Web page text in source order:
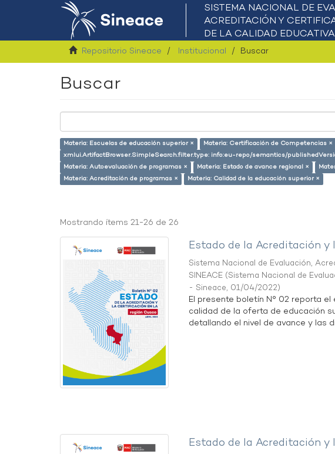
Repositorio Sineace Institucional Buscar
Buscar
Materia: Escuelas de educación superior × Materia: Certificación de Competencias ×
xmlui.ArtifactBrowser.SimpleSearch.filter.type: info:eu-repo/semantics/
Materia: Autoevaluación de programas ×
Materia: Estado de avance regional ×
Materia: Acreditación de programas ×
Materia: Calidad de la educación superior ×
Mostrando ítems 21-26 de 26
Estado de la Acreditación
Sistema Nacional de Evaluación,
SINEACE (Sistema Nacional de
- Sineace, 01/04/2022)
El presente boletín N° 02 reporta
calidad de la oferta de educación
detallando el nivel de avance y las
Estado de la Acreditación